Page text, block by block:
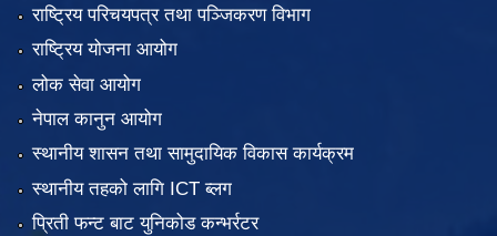
राष्ट्रिय परिचयपत्र तथा पञ्जिकरण विभाग
राष्ट्रिय योजना आयोग
लोक सेवा आयोग
नेपाल कानुन आयोग
स्थानीय शासन तथा सामुदायिक विकास कार्यक्रम
स्थानीय तहको लागि ICT ब्लग
प्रिती फन्ट बाट युनिकोड कन्भर्रटर